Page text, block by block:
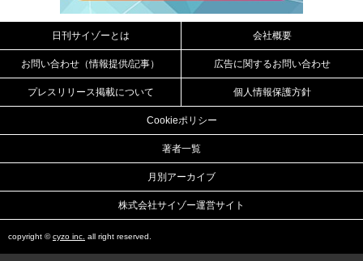
日刊サイゾーとは 会社概要
お問い合わせ（情報提供/記事） 広告に関するお問い合わせ
プレスリリース掲載について 個人情報保護方針
Cookieポリシー
著者一覧
月別アーカイブ
株式会社サイゾー運営サイト
copyright ©cyzo inc. all right reserved.